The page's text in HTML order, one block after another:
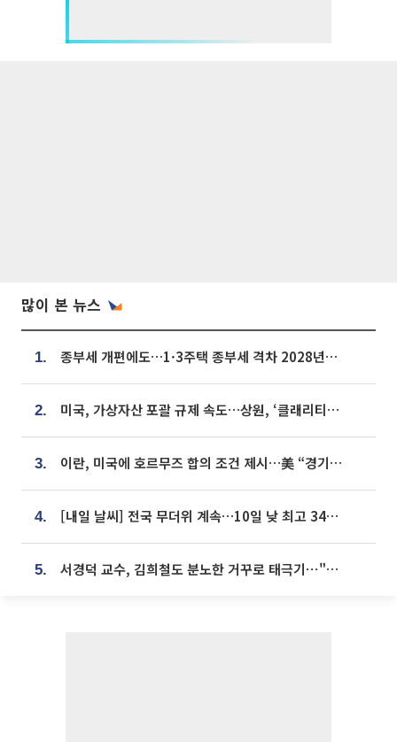
많이 본 뉴스
1. 종부세 개편에도…1·3주택 종부세 격차 2028년부터 확대
2. 미국, 가상자산 포괄 규제 속도…상원, ‘클래리티법’ 9월 절차투표 추진
3. 이란, 미국에 호르무즈 합의 조건 제시…美 “경기 아직 안 끝나” [종합]
4. [내일 날씨] 전국 무더위 계속…10일 낮 최고 34도 육박
5. 서경덕 교수, 김희철도 분노한 거꾸로 태극기⋯"엉터리는 아냐, 아쉬울 뿐"